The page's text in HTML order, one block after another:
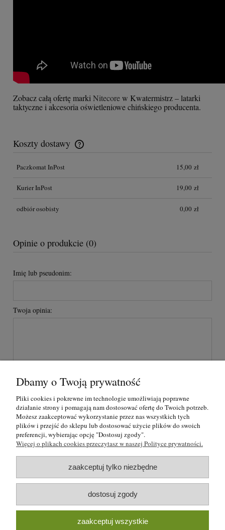
Zobacz całą ofertę marki Nitecorew Kwatermistrz – latarki
taktyczne i akcesoria oświetleniowe chińskiego producenta.
Koszty dostawy
Cena nie zawiera ewentualnych kosztów płatności
Paczkomat InPost
15,00 zł
Kurier InPost 19,00 zł
odbiór osobisty 0,00 zł
Opinie o produkcie (0)
Imię lub pseudonim:
Twoja opinia:
O nas
Regulamin i polityka prywatności
Formy płatności i rezerwacje
Moje konto
Dbamy o Twoją prywatność
Pliki cookies i pokrewne im technologie umożliwiają poprawne
działanie strony i pomagają nam dostosować ofertę do Twoich potrzeb.
Możesz zaakceptować wykorzystanie przez nas wszystkich tych
plików i przejść do sklepu lub dostosować użycie plików do swoich
preferencji, wybierając opcję "Dostosuj zgody".
Więcej o plikach cookies przeczytasz w naszej Polityce prywatności.
zaakceptuj tylko niezbędne
dostosuj zgody
zaakceptuj wszystkie